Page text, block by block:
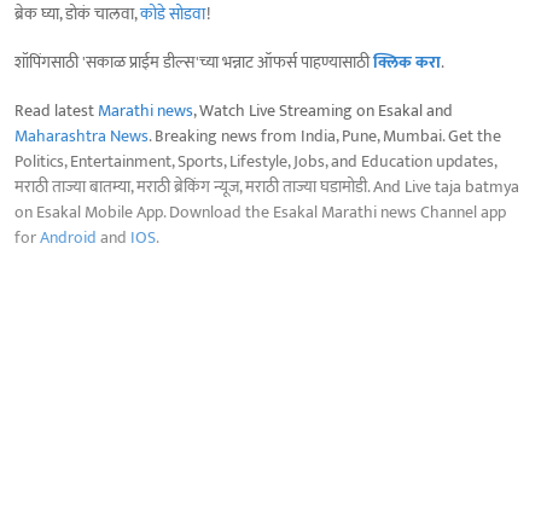
ब्रेक घ्या, डोकं चालवा,कोडे सोडवा!
शॉपिंगसाठी 'सकाळ प्राईम डील्स'च्या भन्नाट ऑफर्स पाहण्यासाठीक्लिक करा.
Read latestMarathi news, Watch Live Streaming on Esakal and
Maharashtra News. Breaking news from India, Pune, Mumbai. Get the
Politics, Entertainment, Sports, Lifestyle, Jobs, and Education updates,
मराठी ताज्या बातम्या, मराठी ब्रेकिंग न्यूज, मराठी ताज्या घडामोडी. And Live taja batmya
on Esakal Mobile App. Download the Esakal Marathi news Channel app
forAndroidand IOS.